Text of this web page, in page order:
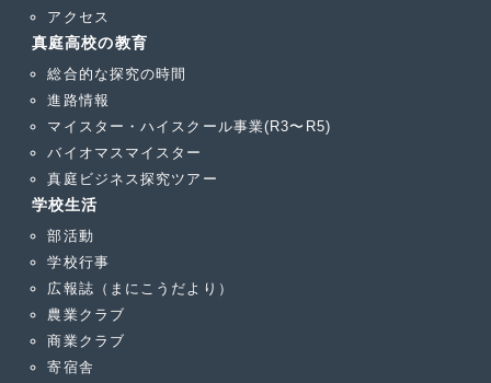
アクセス
真庭高校の教育
総合的な探究の時間
進路情報
マイスター・ハイスクール事業(R3〜R5)
バイオマスマイスター
真庭ビジネス探究ツアー
学校生活
部活動
学校行事
広報誌（まにこうだより）
農業クラブ
商業クラブ
寄宿舎